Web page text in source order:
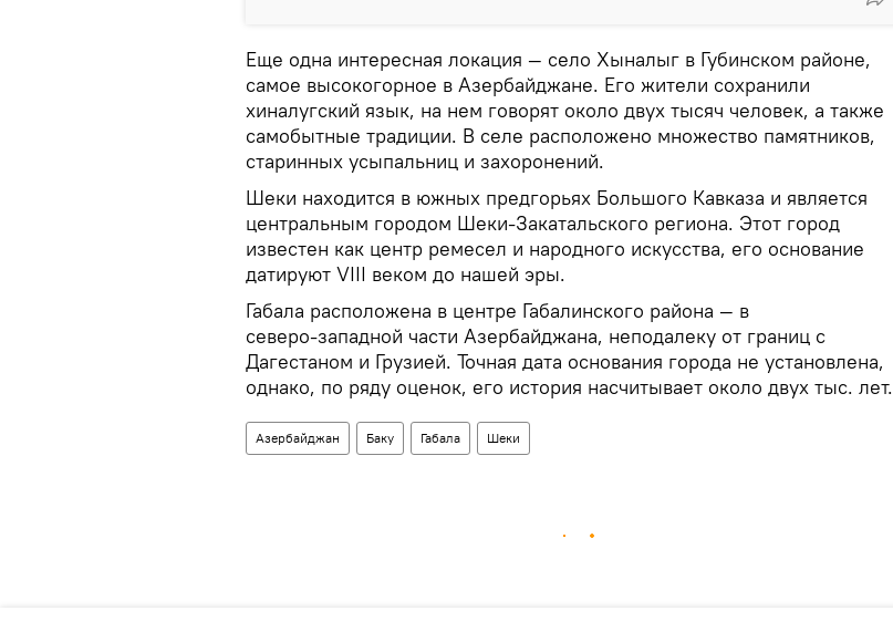
Еще одна интересная локация — село Хыналыг в Губинском районе,
самое высокогорное в Азербайджане. Его жители сохранили
хиналугский язык, на нем говорят около двух тысяч человек, а также
самобытные традиции. В селе расположено множество памятников,
старинных усыпальниц и захоронений.
Шеки находится в южных предгорьях Большого Кавказа и является
центральным городом Шеки‑Закатальского региона. Этот город
известен как центр ремесел и народного искусства, его основание
датируют VIII веком до нашей эры.
Габала расположена в центре Габалинского района — в
северо‑западной части Азербайджана, неподалеку от границ с
Дагестаном и Грузией. Точная дата основания города не установлена,
однако, по ряду оценок, его история насчитывает около двух тыс. лет.
Азербайджан Баку Габала Шеки